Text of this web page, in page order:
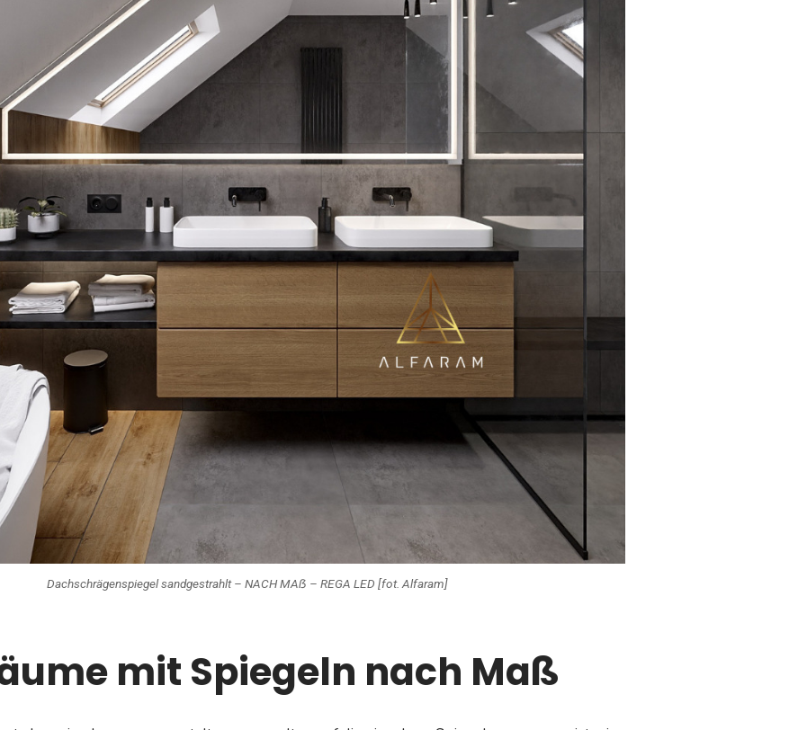
Dachschrägenspiegel sandgestrahlt – NACH MAẞ – REGA LED [fot. Alfaram]
mit Spiegeln nach Maß